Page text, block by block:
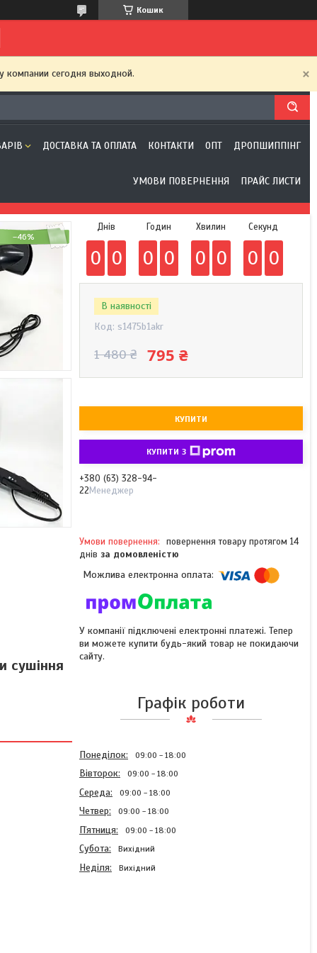
Кошик
компании сегодня выходной.
ДОСТАВКА ТА ОПЛАТА КОНТАКТИ ОПТ ДРОПШИППІНГ
УМОВИ ПОВЕРНЕННЯ ПРАЙС ЛИСТИ
–46%
сушіння
Днів
0 0
Годин
0 0
Хвилин
0 0
Секунд
0 0
В наявності
Код: s1475b1akr
1 480 ₴ 795 ₴
КУПИТИ
КУПИТИ З
+380 (63) 328-94-
22Менеджер
повернення товару протягом 14
днів за домовленістю
У компанії підключені електронні платежі. Тепер
ви можете купити будь-який товар не покидаючи
сайту.
Графік роботи
Понеділок 09:00 18:00
Вівторок 09:00 18:00
Середа 09:00 18:00
Четвер 09:00 18:00
Пʼятниця 09:00 18:00
Субота Вихідний
Неділя Вихідний